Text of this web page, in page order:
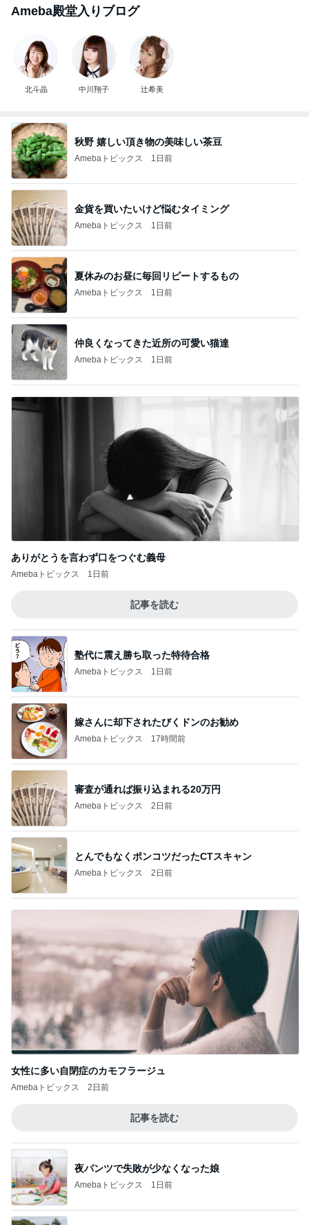
Ameba殿堂入りブログ
北斗晶 中川翔子 辻希美
秋野 嬉しい頂き物の美味しい茶豆
Amebaトピックス 1日前
金貨を買いたいけど悩むタイミング
Amebaトピックス 1日前
夏休みのお昼に毎回リピートするもの
Amebaトピックス 1日前
仲良くなってきた近所の可愛い猫達
Amebaトピックス 1日前
ありがとうを言わず口をつぐむ義母
Amebaトピックス 1日前
記事を読む
塾代に震え勝ち取った特待合格
Amebaトピックス 1日前
嫁さんに却下されたびくドンのお勧め
Amebaトピックス 17時間前
審査が通れば振り込まれる20万円
Amebaトピックス 2日前
とんでもなくポンコツだったCTスキャン
Amebaトピックス 2日前
女性に多い自閉症のカモフラージュ
Amebaトピックス 2日前
記事を読む
夜パンツで失敗が少なくなった娘
Amebaトピックス 1日前